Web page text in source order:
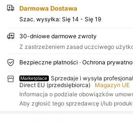
Darmowa Dostawa
Szac. wysyłka: Się 14 - Się 19
30-dniowe darmowe zwroty
Z zastrzeżeniem zasad uczciwego
Bezpieczne płatności · Ochrona
Marketplace
Sprzedaje i wysyła
Direct EU (przedsiębiorca)
Magazyn UE
Informacja o podziale obowiązków
Aby zgłosić tego sprzedawcę i/lub